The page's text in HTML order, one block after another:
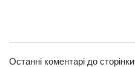
Останні коментарі до сторінки